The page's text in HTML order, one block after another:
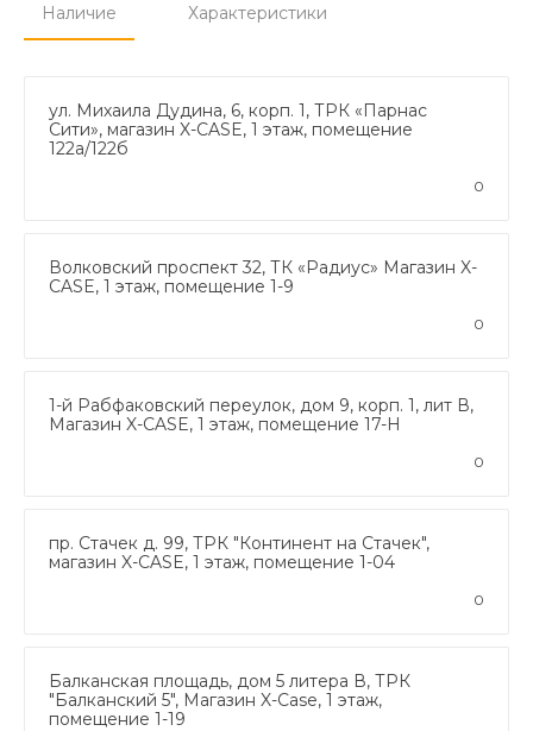
Наличие Характеристики
ул. Михаила Дудина, 6, корп. 1, ТРК «Парнас
Сити», магазин X-CASE, 1 этаж, помещение
122а/122б
0
Волковский проспект 32, ТК «Радиус» Магазин X-
CASE, 1 этаж, помещение 1-9
0
1-й Рабфаковский переулок, дом 9, корп. 1, лит В,
Магазин X-CASE, 1 этаж, помещение 17-Н
0
пр. Стачек д. 99, ТРК "Континент на Стачек",
магазин X-CASE, 1 этаж, помещение 1-04
0
Балканская площадь, дом 5 литера В, ТРК
"Балканский 5", Магазин X-Case, 1 этаж,
помещение 1-19